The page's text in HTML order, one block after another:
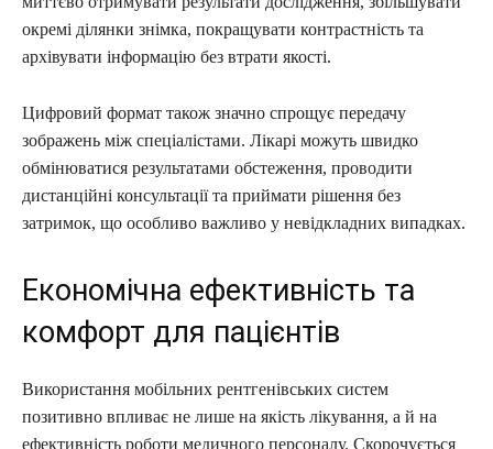
окремі ділянки знімка, покращувати контрастність та
архівувати інформацію без втрати якості.
Цифровий формат також значно спрощує передачу
зображень між спеціалістами. Лікарі можуть швидко
обмінюватися результатами обстеження, проводити
дистанційні консультації та приймати рішення без
затримок, що особливо важливо у невідкладних випадках.
Економічна ефективність та
комфорт для пацієнтів
Використання мобільних рентгенівських систем
позитивно впливає не лише на якість лікування, а й на
ефективність роботи медичного персоналу. Скорочується